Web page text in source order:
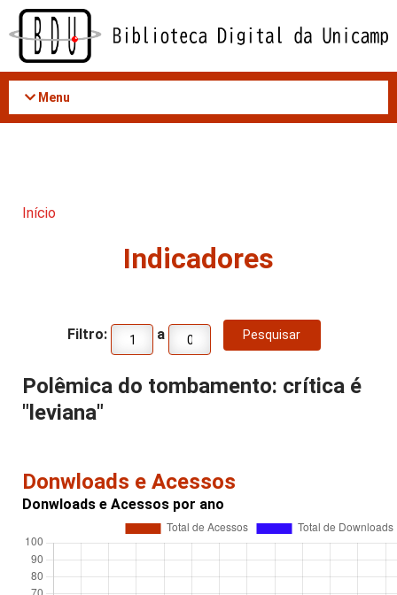
Acessar
conteúdo
Menu
Início
Indicadores
Filtro: a
Polêmica do tombamento: crítica é
"leviana"
Donwloads e Acessos
Donwloads e Acessos por ano